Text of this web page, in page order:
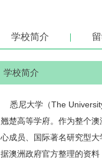
营养学
学校简介 |
学校简介
悉尼大学（The
翘楚高等学府。作为整个
心成员、国际著名研究型
据澳洲政府官方整理的资